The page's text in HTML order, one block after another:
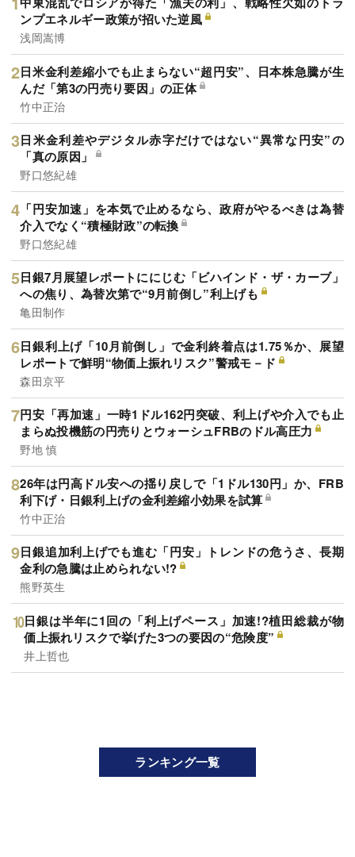
ンプエネルギー政策が招いた逆風
浅岡嵩博
日米金利差縮小でも止まらない“超円安”、日本株急騰が生
んだ「第3の円売り要因」の正体
竹中正治
日米金利差やデジタル赤字だけではない“異常な円安”の
「真の原因」
野口悠紀雄
「円安加速」を本気で止めるなら、政府がやるべきは為替
介入でなく“積極財政”の転換
野口悠紀雄
日銀7月展望レポートににじむ「ビハインド・ザ・カーブ」
への焦り、為替次第で“9月前倒し”利上げも
亀田制作
日銀利上げ「10月前倒し」で金利終着点は1.75％か、展望
レポートで鮮明“物価上振れリスク”警戒モ－ド
森田京平
円安「再加速」一時1ドル162円突破、利上げや介入でも止
まらぬ投機筋の円売りとウォーシュFRBのドル高圧力
野地 慎
26年は円高ドル安への揺り戻しで「1ドル130円」か、FRB
利下げ・日銀利上げの金利差縮小効果を試算
竹中正治
日銀追加利上げでも進む「円安」トレンドの危うさ、長期
金利の急騰は止められない!?
熊野英生
日銀は半年に1回の「利上げペース」加速!?植田総裁が物
価上振れリスクで挙げた3つの要因の“危険度”
井上哲也
ランキング一覧